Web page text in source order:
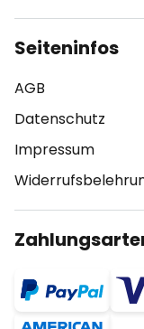
Seiteninfos
AGB
Datenschutz
Impressum